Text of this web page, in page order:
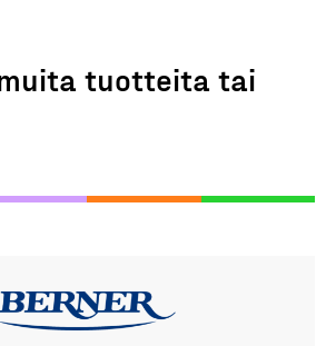
tuotteita tai